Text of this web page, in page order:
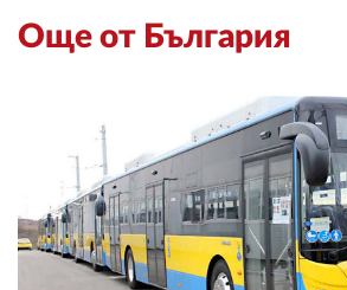
Още от България